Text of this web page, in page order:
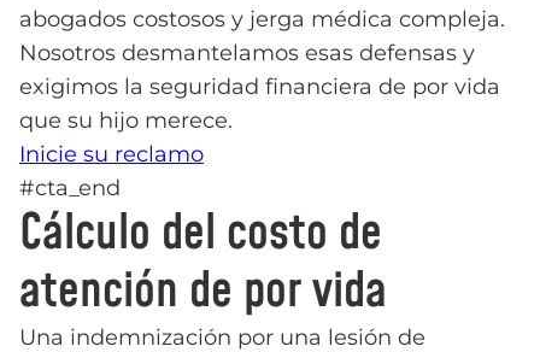
abogados costosos y jerga médica compleja.
Nosotros desmantelamos esas defensas y
exigimos la seguridad financiera de por vida
que su hijo merece.
Inicie su reclamo
#cta_end
Cálculo del costo de
atención de por vida
Una indemnización por una lesión de